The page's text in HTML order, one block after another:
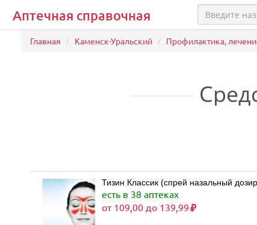
Аптечная справочная
Главная Каменск-Уральский Профилактика,
есть в 38 аптеках
от 109,00 до 139,99